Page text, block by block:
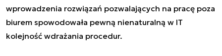
wprowadzenia rozwiązań pozwalających na pracę poza
biurem spowodowała pewną nienaturalną w IT
kolejność wdrażania procedur.